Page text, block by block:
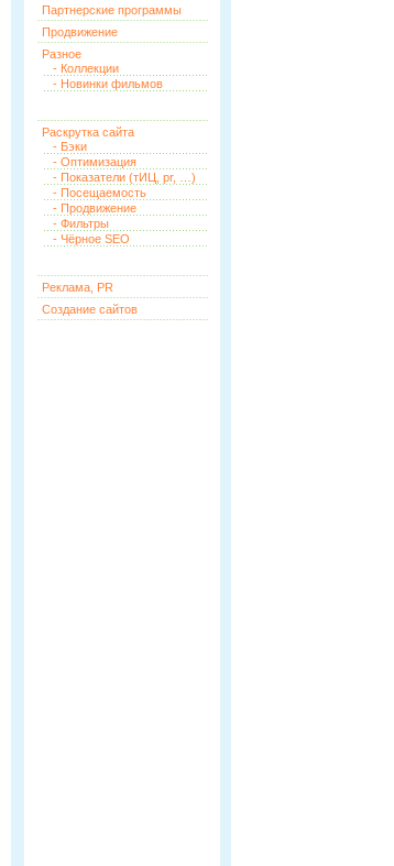
Партнерские программы
Продвижение
Разное
- Коллекции
- Новинки фильмов
Раскрутка сайта
- Бэки
- Оптимизация
- Показатели (тИЦ, pr, …)
- Посещаемость
- Продвижение
- Фильтры
- Чёрное SEO
Реклама, PR
Создание сайтов